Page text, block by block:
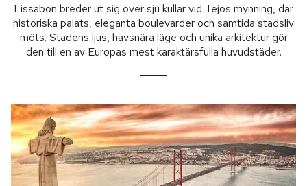
Lissabon breder ut sig över sju kullar vid Tejos mynning, där
historiska palats, eleganta boulevarder och samtida stadsliv
möts. Stadens ljus, havsnära läge och unika arkitektur gör
den till en av Europas mest karaktärsfulla huvudstäder.